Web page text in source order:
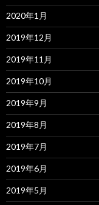
2020年1月
2019年12月
2019年11月
2019年10月
2019年9月
2019年8月
2019年7月
2019年6月
2019年5月